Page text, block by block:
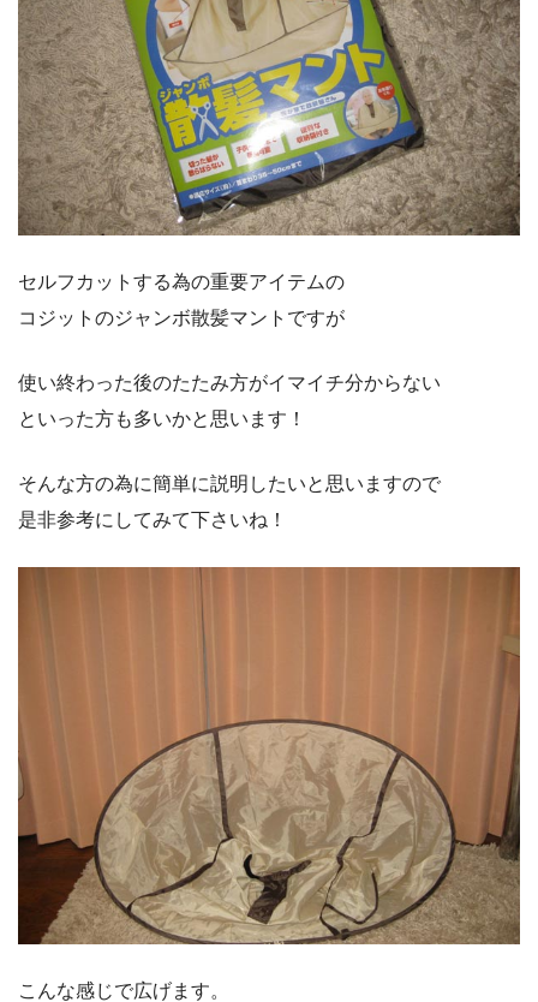
セルフカットする為の重要アイテムの
コジットのジャンボ散髪マントですが
使い終わった後のたたみ方がイマイチ分からない
といった方も多いかと思います！
そんな方の為に簡単に説明したいと思いますので
是非参考にしてみて下さいね！
こんな感じで広げます。